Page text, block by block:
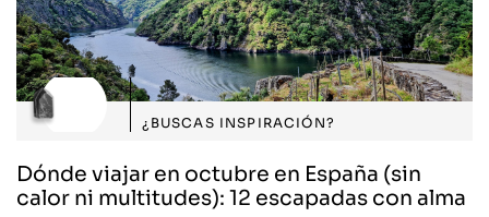
¿BUSCAS INSPIRACIÓN?
Dónde viajar en octubre en España (sin
calor ni multitudes): 12 escapadas con alma